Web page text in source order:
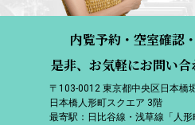
内覧予約・空室確認
是非、お気軽にお問い合
〒103-0012 東京都中央区日本橋
日本橋人形町スクエア 3階
最寄駅：日比谷線・浅草線「人